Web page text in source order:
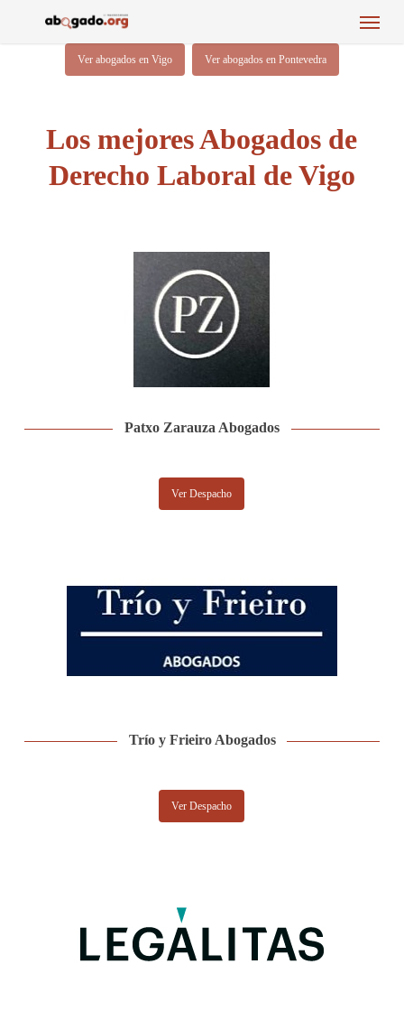
Menu
Ver abogados en Vigo Ver abogados en Pontevedra
Los mejores Abogados de
Derecho Laboral de Vigo
Patxo Zarauza Abogados
Ver Despacho
Trío y Frieiro Abogados
Ver Despacho